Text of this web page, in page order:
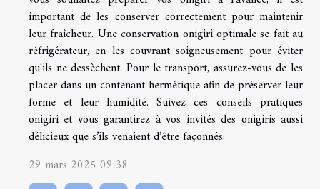
important de les conserver correctement pour maintenir
leur fraîcheur. Une conservation onigiri optimale se fait au
réfrigérateur, en les couvrant soigneusement pour éviter
qu'ils ne dessèchent. Pour le transport, assurez-vous de les
placer dans un contenant hermétique afin de préserver leur
forme et leur humidité. Suivez ces conseils pratiques
onigiri et vous garantirez à vos invités des onigiris aussi
délicieux que s’ils venaient d’être façonnés.
29 mars 2025 09:38